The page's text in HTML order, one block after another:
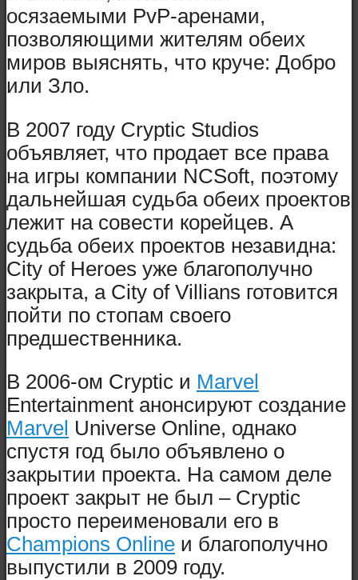
осязаемыми PvP-аренами,
позволяющими жителям обеих
миров выяснять, что круче: Добро
или Зло.
В 2007 году Cryptic Studios
объявляет, что продает все права
на игры компании NCSoft, поэтому
дальнейшая судьба обеих проектов
лежит на совести корейцев. А
судьба обеих проектов незавидна:
City of Heroes уже благополучно
закрыта, а City of Villians готовится
пойти по стопам своего
предшественника.
В 2006-ом Cryptic и Marvel
Entertainment анонсируют создание
Marvel Universe Online, однако
спустя год было объявлено о
закрытии проекта. На самом деле
проект закрыт не был – Cryptic
просто переименовали его в
Champions Online и благополучно
выпустили в 2009 году.